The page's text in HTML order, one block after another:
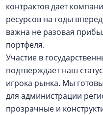
контрактов дает
ресурсов на годы
важна не разовая
портфеля.
Участие в
подтверждает наш
игрока рынка. Мы
для администрации
прозрачные и